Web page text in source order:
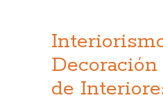
de